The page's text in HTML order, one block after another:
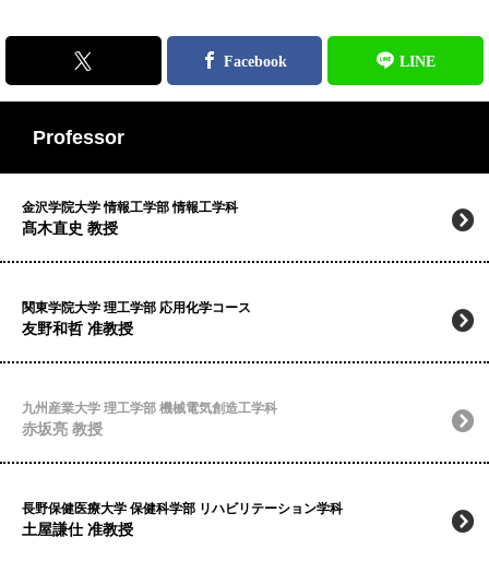
Professor
金沢学院大学 情報工学部 情報工学科
髙木直史 教授
関東学院大学 理工学部 応用化学コース
友野和哲 准教授
九州産業大学 理工学部 機械電気創造工学科
赤坂亮 教授
長野保健医療大学 保健科学部 リハビリテーション学科
土屋謙仕 准教授